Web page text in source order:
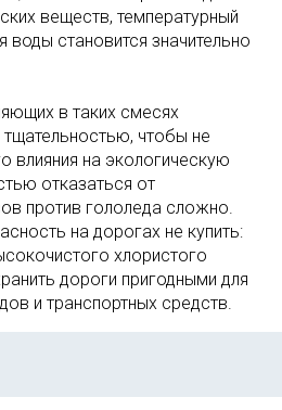
веществ, температурный
воды становится значительно
в таких смесях
чтобы не
влияния на экологическую
отказаться от
против гололеда сложно.
на дорогах не купить:
хлористого
дороги пригодными для
и транспортных средств.